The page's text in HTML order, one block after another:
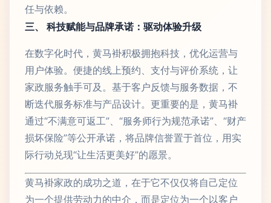
任与依赖。
三、 科技赋能与品牌承诺：驱动体验升级
在数字化时代，黄马褂积极拥抱科技，优化运营与
用户体验。便捷的线上预约、支付与评价系统，让
家政服务触手可及。基于客户反馈与服务数据，不
断迭代服务标准与产品设计。更重要的是，黄马褂
通过“不满意可返工”、“服务师行为规范承诺”、“财产
损坏保险”等公开承诺，将品牌信誉置于首位，用实
际行动兑现“让生活更美好”的愿景。
黄马褂家政的成功之道，在于它不仅仅将自己定位
为一个提供劳动力的中介，而是定位为一个以客户